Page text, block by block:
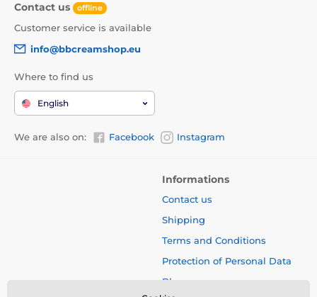
Contact us offline
Customer service is available
info@bbcreamshop.eu
Where to find us
English
We are also on: Facebook Instagram
Informations
Contact us
Shipping
Terms and Conditions
Protection of Personal Data
Blog